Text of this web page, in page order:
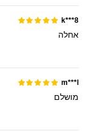
k***8
אחלה
m***l
מושלם